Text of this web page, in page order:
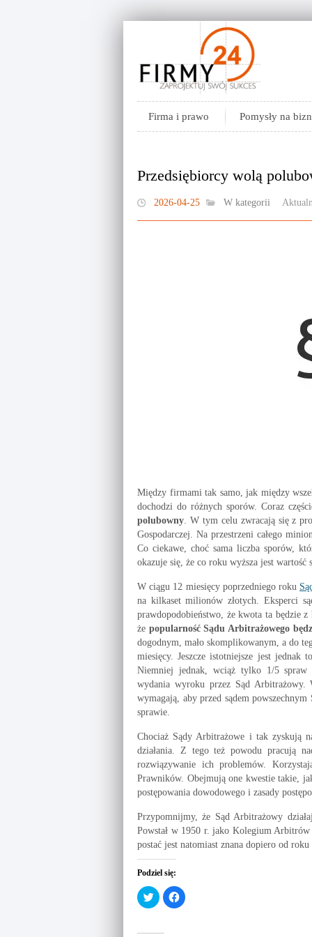
Firma i prawo Pomysły na
Przedsiębiorcy wolą
2026-04-25 W kategorii
Między firmami tak samo, jak między
dochodzi do różnych sporów. Coraz
polubowny. W tym celu zwracają się z
Gospodarczej. Na przestrzeni całego
Co ciekawe, choć sama liczba sporów,
okazuje się, że co roku wyższa jest wartość
W ciągu 12 miesięcy poprzedniego roku
na kilkaset milionów złotych. Eksperci
prawdopodobieństwo, że kwota ta będzie
że popularność Sądu Arbitrażowego
dogodnym, mało skomplikowanym, a do
miesięcy. Jeszcze istotniejsze jest jednak
Niemniej jednak, wciąż tylko 1/5 spraw
wydania wyroku przez Sąd Arbitrażowy.
wymagają, aby przed sądem
sprawie.
Chociaż Sądy Arbitrażowe i tak zyskują
działania. Z tego też powodu pracują
rozwiązywanie ich problemów.
Prawników. Obejmują one kwestie takie,
postępowania dowodowego i zasady
Przypomnijmy, że Sąd Arbitrażowy
Powstał w 1950 r. jako Kolegium
postać jest natomiast znana dopiero od
Podziel się:
C
l
C
l